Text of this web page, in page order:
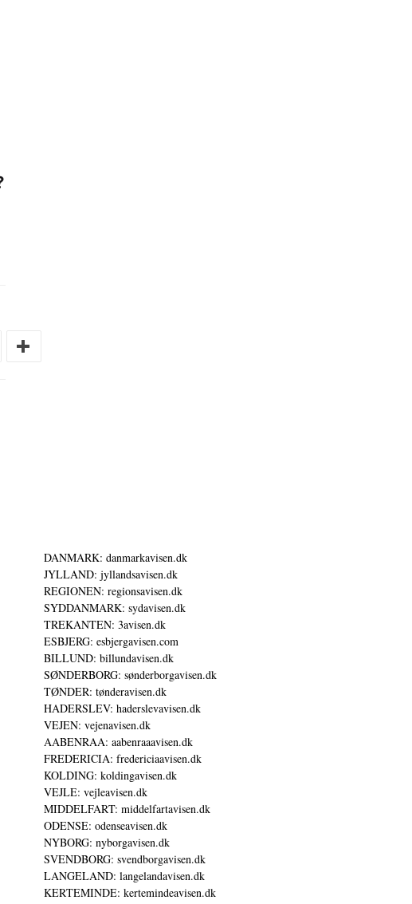
DANMARK: danmarkavisen.dk
JYLLAND: jyllandsavisen.dk
REGIONEN: regionsavisen.dk
SYDDANMARK: sydavisen.dk
TREKANTEN: 3avisen.dk
ESBJERG: esbjergavisen.com
BILLUND: billundavisen.dk
SØNDERBORG: sønderborgavisen.dk
TØNDER: tønderavisen.dk
HADERSLEV: haderslevavisen.dk
VEJEN: vejenavisen.dk
AABENRAA: aabenraaavisen.dk
FREDERICIA: fredericiaavisen.dk
KOLDING: koldingavisen.dk
VEJLE: vejleavisen.dk
MIDDELFART: middelfartavisen.dk
ODENSE: odenseavisen.dk
NYBORG: nyborgavisen.dk
SVENDBORG: svendborgavisen.dk
LANGELAND: langelandavisen.dk
KERTEMINDE: kertemindeavisen.dk